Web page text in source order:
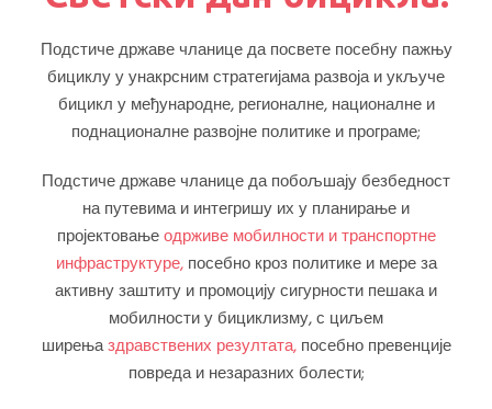
Подстиче државе чланице да посвете посебну пажњу
бициклу у унакрсним стратегијама развоја и укључе
бицикл у међународне, регионалне, националне и
поднационалне развојне политике и програме;
Подстиче државе чланице да побољшају безбедност
на путевима и интегришу их у планирање и
пројектовањеодрживе мобилности и транспортне
инфраструктуре,посебно кроз политике и мере за
активну заштиту и промоцију сигурности пешака и
мобилности у бициклизму, с циљем
ширењаздравствених резултата,посебно превенције
повреда и незаразних болести;